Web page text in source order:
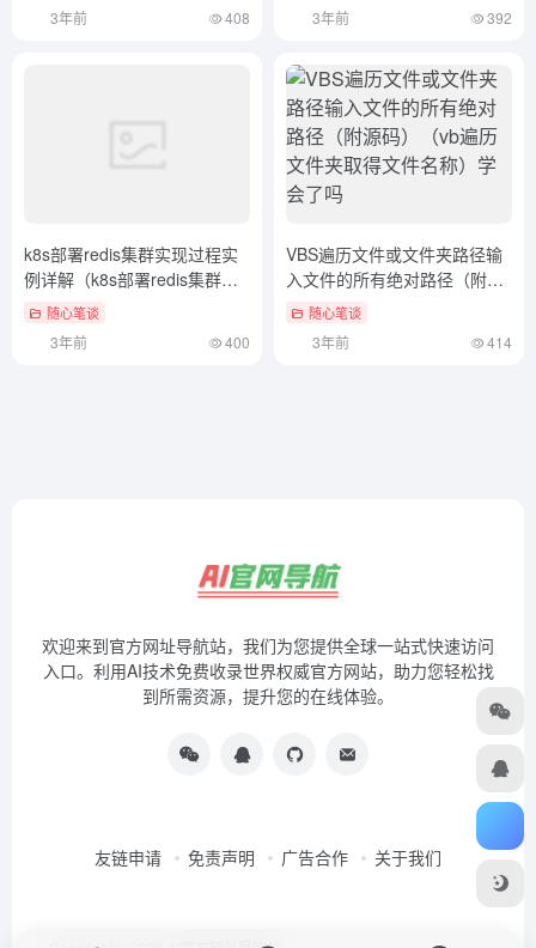
3年前 408 3年前 392
k8s部署redis集群实现过程实
例详解（k8s部署redis集群外
部访问）满满干货
随心笔谈
3年前 400
VBS遍历文件或文件夹路径输
入文件的所有绝对路径（附源
码）（vb遍历文件夹取得文件
随心笔谈
3年前 414
欢迎来到官方网址导航站，我们为您提供全球一站式快速访问
入口。利用AI技术免费收录世界权威官方网站，助力您轻松找
到所需资源，提升您的在线体验。
友链申请 免责声明 广告合作 关于我们